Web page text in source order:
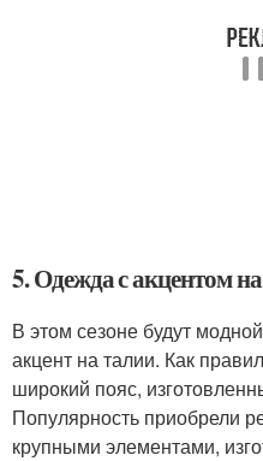
5. Одежда с акцентом
В этом сезоне будут
акцент на талии. Как
широкий пояс,
Популярность приобрели
крупными элементами,